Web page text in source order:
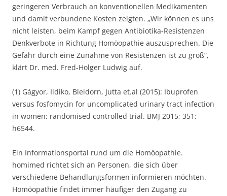
geringeren Verbrauch an konventionellen Medikamenten
und damit verbundene Kosten zeigten. „Wir können es uns
nicht leisten, beim Kampf gegen Antibiotika-Resistenzen
Denkverbote in Richtung Homöopathie auszusprechen. Die
Gefahr durch eine Zunahme von Resistenzen ist zu groß“,
klärt Dr. med. Fred-Holger Ludwig auf.
(1) Gágyor, Ildiko, Bleidorn, Jutta et.al (2015): Ibuprofen
versus fosfomycin for uncomplicated urinary tract infection
in women: randomised controlled trial. BMJ 2015; 351:
h6544.
Ein Informationsportal rund um die Homöopathie.
homimed richtet sich an Personen, die sich über
verschiedene Behandlungsformen informieren möchten.
Homöopathie findet immer häufiger den Zugang zu